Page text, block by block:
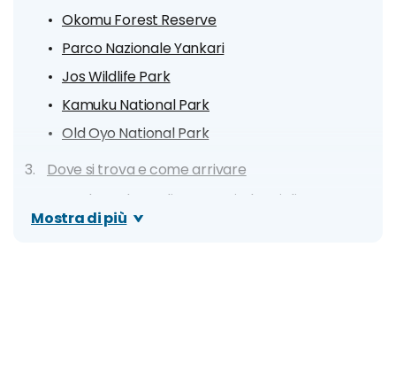
Okomu Forest Reserve
Parco Nazionale Yankari
Jos Wildlife Park
Kamuku National Park
Old Oyo National Park
Dove si trova e come arrivare
Quando andare: clima e periodo migliore
Organizza il tuo viaggio: costi e consigli
Mostra di più